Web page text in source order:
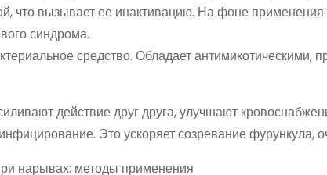
что вызывает ее инактивацию. На фоне применения
синдрома.
средство. Обладает антимикотическими,
действие друг друга, улучшают
Это ускоряет созревание фурункула,